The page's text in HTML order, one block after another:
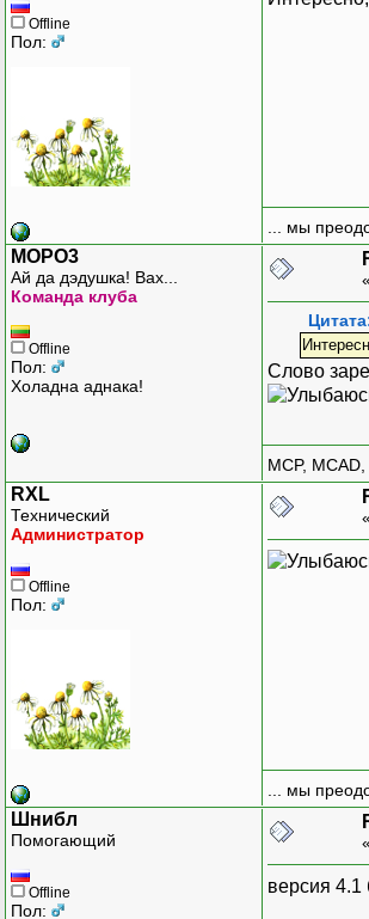
Offline
Пол:
... мы
MOPO3
Ай да дэдушка! Вах...
Команда клуба
Offline
Пол:
Холадна аднака!
«
Слово
MCP,
RXL
Технический
Администратор
Offline
Пол:
«
... мы
Шнибл
Помогающий
Offline
Пол:
«
версия 4.1